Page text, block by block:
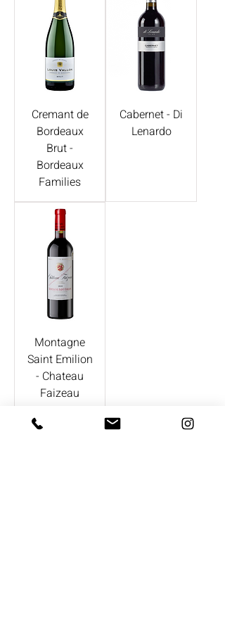
Cremant de
Bordeaux
Brut -
Bordeaux
Families
Cabernet - Di
Lenardo
Montagne
Saint Emilion
- Chateau
Faizeau